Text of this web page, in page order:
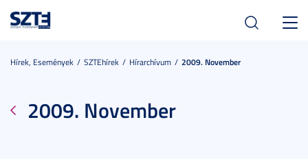
Hírek, Események SZTEhírek Hírarchívum 2009. November
2009. November